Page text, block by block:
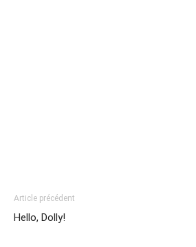
Article précédent
Hello, Dolly!